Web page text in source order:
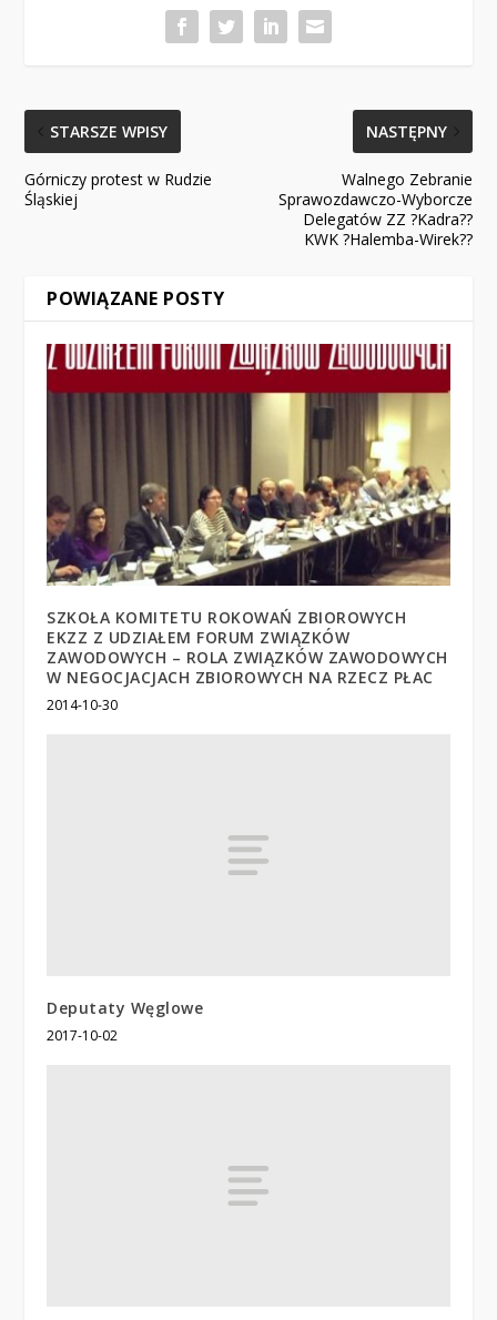
STARSZE WPISY
Górniczy protest w Rudzie
Śląskiej
NASTĘPNY
Walnego Zebranie
Sprawozdawczo-Wyborcze
Delegatów ZZ ?Kadra??
KWK ?Halemba-Wirek??
POWIĄZANE POSTY
SZKOŁA KOMITETU ROKOWAŃ ZBIOROWYCH
EKZZ Z UDZIAŁEM FORUM ZWIĄZKÓW
ZAWODOWYCH – ROLA ZWIĄZKÓW ZAWODOWYCH
W NEGOCJACJACH ZBIOROWYCH NA RZECZ PŁAC
2014-10-30
Deputaty Węglowe
2017-10-02